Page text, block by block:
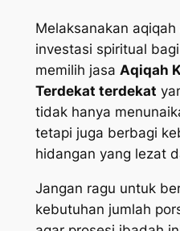
Melaksanakan
investasi spiritual
memilih jasa Aqiqah
Terdekat terdekat
tidak hanya
tetapi juga berbagi
hidangan yang lezat
Jangan ragu untuk
kebutuhan jumlah